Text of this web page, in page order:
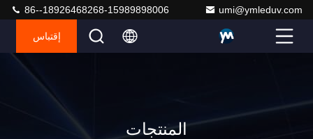
umi@ymleduv.com
86--18926468268-15989898006
إقتباس
المنتجات